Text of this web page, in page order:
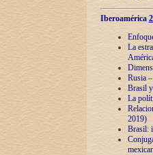
Iberoamérica
La
Rusia
Brasil
La
2019)
Brasil: